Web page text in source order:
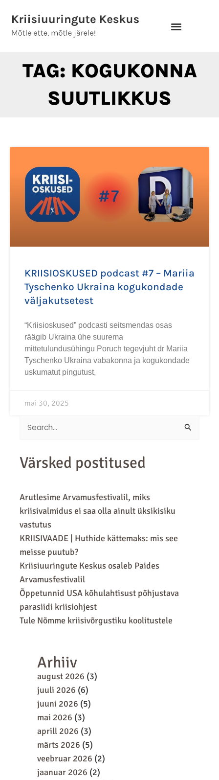
content
TAG: KOGUKONNA
SUUTLIKKUS
KRIISIOSKUSED podcast #7 – Mariia
Tyschenko Ukraina kogukondade
väljakutsetest
“Kriisioskused” podcasti seitsmendas osas
räägib Ukraina ühe suurema
mittetulundusühingu Poruch tegevjuht dr Mariia
Tyschenko Ukraina vabakonna ja kogukondade
uskumatut pingutust,
mai 30, 2025
Search
Värsked postitused
Arutlesime Arvamusfestivalil, miks
kriisivalmidus ei saa olla ainult üksikisiku
vastutus
KRIISIVAADE | Huthide kättemaks: mis see
meisse puutub?
Kriisiuuringute Keskus osaleb Paides
Arvamusfestivalil
Õppetunnid USA kõhulahtisust põhjustava
parasiidi kriisiohjest
Tule Nõmme kriisivõrgustiku koolitustele
Arhiiv
august 2026 (3)
juuli 2026 (6)
juuni 2026 (5)
mai 2026 (3)
aprill 2026 (3)
märts 2026 (5)
veebruar 2026 (2)
jaanuar 2026 (2)